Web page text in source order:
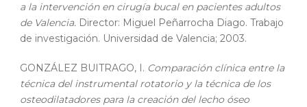
a la intervención en cirugía bucal en pacientes adultos
de Valencia. Director: Miguel Peñarrocha Diago. Trabajo
de investigación. Universidad de Valencia; 2003.
GONZÁLEZ BUITRAGO, I. Comparación clínica entre la
técnica del instrumental rotatorio y la técnica de los
osteodilatadores para la creación del lecho óseo